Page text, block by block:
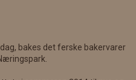
bakes det ferske bakervarer